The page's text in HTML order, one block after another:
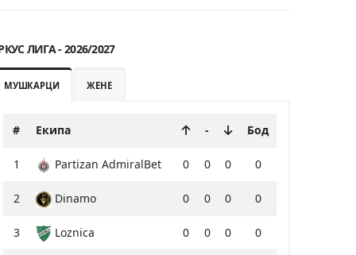
ЛИГА - 2026/2027
МУШКАРЦИ ЖЕНЕ
# Екипа - Бод
1 Partizan AdmiralBet 0 0 0 0
2 Dinamo 0 0 0 0
3 Loznica 0 0 0 0